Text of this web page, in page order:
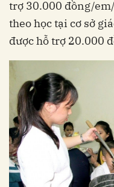
trợ 30.000 đồng/
theo học tại cơ sở
được hỗ trợ 20.000